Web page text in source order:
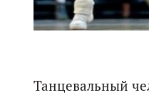
Танцевальный